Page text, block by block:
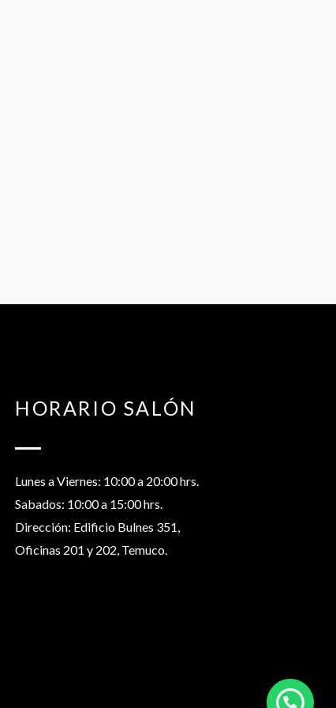
HORARIO SALÓN
Lunes a Viernes: 10:00 a 20:00 hrs.
Sabados: 10:00 a 15:00 hrs.
Dirección: Edificio Bulnes 351,
Oficinas 201 y 202, Temuco.